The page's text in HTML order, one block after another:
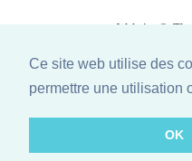
Ce site web utilise des
permettre une utilisation
OK
Website ©